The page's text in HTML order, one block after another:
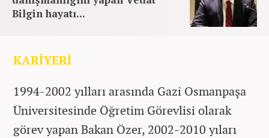
Bilgin hayatı...
KARİYERİ
1994-2002 yılları arasında Gazi Osmanpaşa
Üniversitesinde Öğretim Görevlisi olarak
görev yapan Bakan Özer, 2002-2010 yıları